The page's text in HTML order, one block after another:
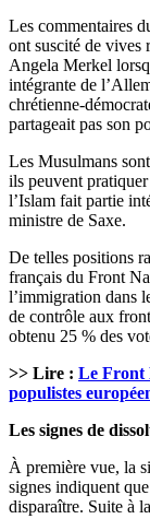
Les commentaires
ont suscité de vives
Angela Merkel
intégrante de
chrétienne-
partageait pas son
Les Musulmans
ils peuvent
l’Islam fait partie
ministre de Saxe.
De telles positions
français du Front
l’immigration dans
de contrôle aux
obtenu 25 % des
>> Lire : Le Front
populistes
Les signes de
À première vue, la
signes indiquent
disparaître. Suite à